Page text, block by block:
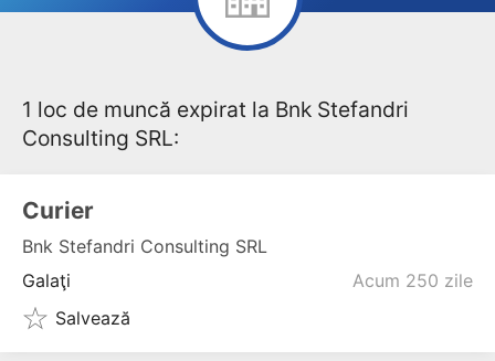
1 loc de muncă expirat la Bnk Stefandri
Consulting SRL:
Curier
Bnk Stefandri Consulting SRL
Acum 250 zile
Galaţi
Salvează